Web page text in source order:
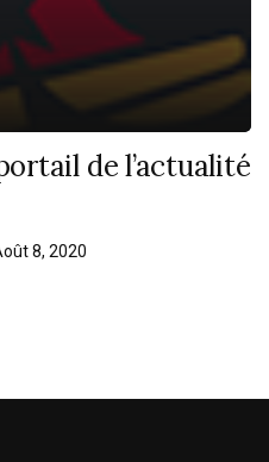
de l’actualité
8, 2020